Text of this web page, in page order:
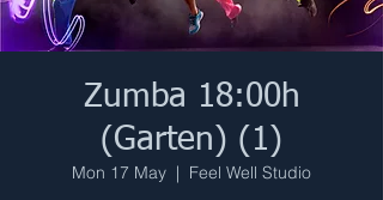
Zumba 18:00h
(Garten) (1)
Mon 17 May
  |
Feel Well Studio